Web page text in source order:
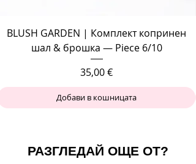
BLUSH GARDEN | Комплект копринен
шал & брошка — Piece 6/10
Цена
35,00 €
Добави в кошницата
РАЗГЛЕДАЙ ОЩЕ ОТ?